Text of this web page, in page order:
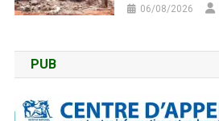
06/08/2026
PUB